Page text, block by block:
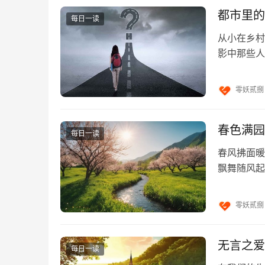
每日一读 都市里
从小在乡
影中那些
零妖贰捌
每日一读 春色满
春风拂面
飘舞随风
零妖贰捌
每日一读 无言之